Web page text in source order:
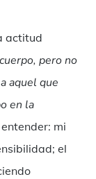
actitud
pero no
aquel que
en la
mi
el